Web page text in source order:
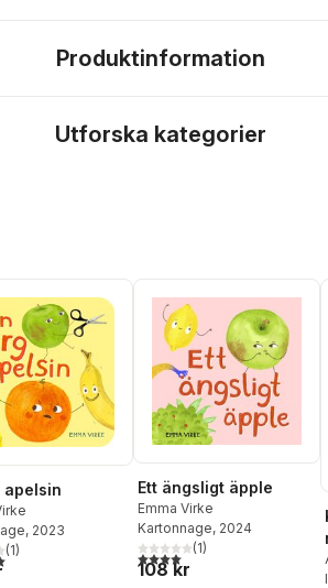
Produktinformation
Utforska kategorier
apelsin
, 2023
stjärnor. Totalt antal röster:
(1)
Ett ängsligt äpple
Emma Virke
Kartonnage, 2024
4,0utav 5 stjärnor. Totalt
(1)
108 kr